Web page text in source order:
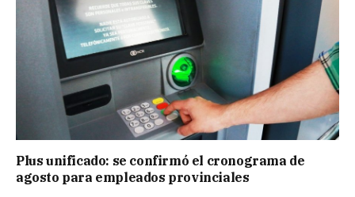
Plus unificado: se confirmó el cronograma de
agosto para empleados provinciales